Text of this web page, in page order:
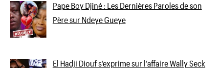
Pape Boy Djiné : Les Dernières Paroles de son
Père sur Ndeye Gueye
El Hadji Diouf s’exprime sur l’affaire Wally Seck